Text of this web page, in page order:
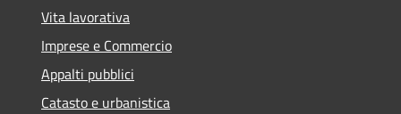
Vita lavorativa
Imprese e Commercio
Appalti pubblici
Catasto e urbanistica